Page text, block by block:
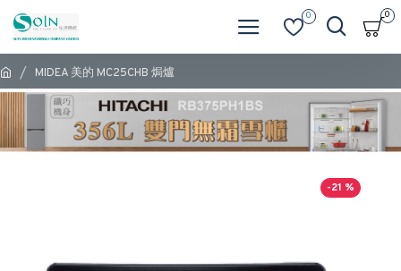
0 0
MIDEA 美的 MC25CHB 焗爐
-21 %